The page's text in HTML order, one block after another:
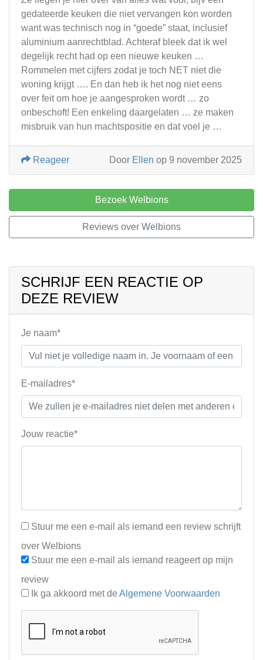
gedateerde keuken die niet vervangen kon worden
want was technisch nog in “goede” staat, inclusief
aluminium aanrechtblad. Achteraf bleek dat ik wel
degelijk recht had op een nieuwe keuken …
Rommelen met cijfers zodat je toch NET niet die
woning krijgt …. En dan heb ik het nog niet eens
over feit om hoe je aangesproken wordt … zo
onbeschoft! Een enkeling daargelaten … ze maken
misbruik van hun machtspositie en dat voel je …
Door Ellen op 9 november 2025
Reageer
Bezoek Welbions
Reviews over Welbions
SCHRIJF EEN REACTIE OP
DEZE REVIEW
Je naam*
E-mailadres*
Jouw reactie*
Stuur me een e-mail als iemand een review schrijft
over Welbions
Stuur me een e-mail als iemand reageert op mijn
review
Ik ga akkoord met de Algemene Voorwaarden